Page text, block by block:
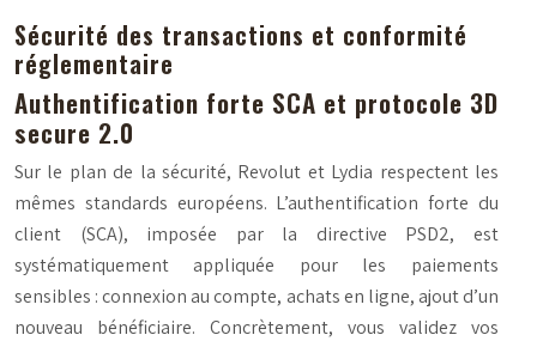
Sécurité des transactions et conformité
réglementaire
Authentification forte SCA et protocole 3D
secure 2.0
Sur le plan de la sécurité, Revolut et Lydia respectent les
mêmes standards européens. L’authentification forte du
client (SCA), imposée par la directive PSD2, est
systématiquement appliquée pour les paiements
sensibles : connexion au compte, achats en ligne, ajout d’un
nouveau bénéficiaire. Concrètement, vous validez vos